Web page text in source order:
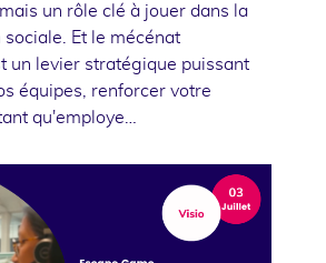
un rôle clé à jouer dans la
Et le mécénat
un levier stratégique puissant
équipes, renforcer votre
qu'employe…